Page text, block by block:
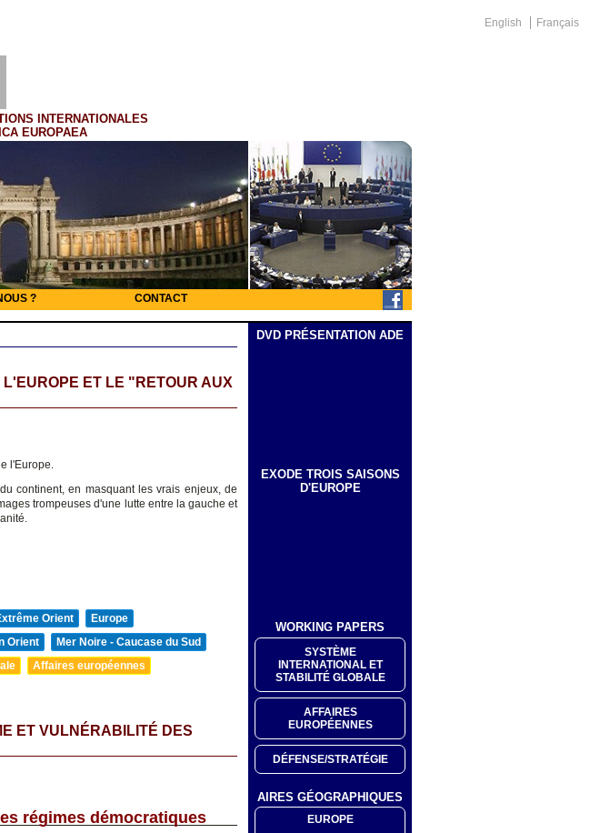
English Français
INTERNATIONALES
EUROPAEA
? CONTACT
ET LE "RETOUR AUX
l'Europe.
continent, en masquant les vrais enjeux, de
trompeuses d'une lutte entre la gauche et
Orient
Europe
Orient
Mer Noire - Caucase du Sud
Affaires européennes
ET VULNÉRABILITÉ DES
régimes démocratiques
DVD PRÉSENTATION ADE
EXODE TROIS SAISONS
D'EUROPE
WORKING PAPERS
SYSTÈME
INTERNATIONAL ET
STABILITÉ GLOBALE
AFFAIRES
EUROPÉENNES
DÉFENSE/STRATÉGIE
AIRES GÉOGRAPHIQUES
EUROPE